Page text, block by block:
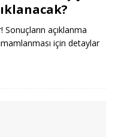
açıklanma
için detaylar